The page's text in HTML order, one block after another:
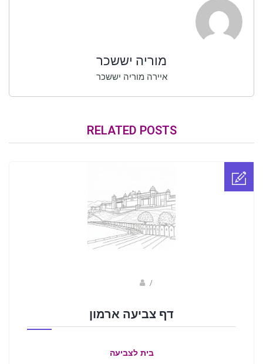
מוריה יששכר
איירה מוריה יששכר
RELATED POSTS
/
דף צביעה ארמון
בית לצביעה